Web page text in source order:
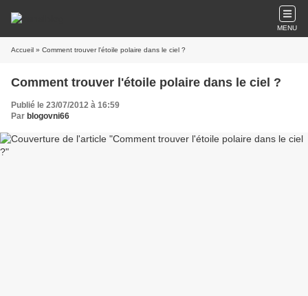
MENU
Accueil » Comment trouver l'étoile polaire dans le ciel ?
Comment trouver l'étoile polaire dans le ciel ?
Publié le 23/07/2012 à 16:59
Par blogovni66